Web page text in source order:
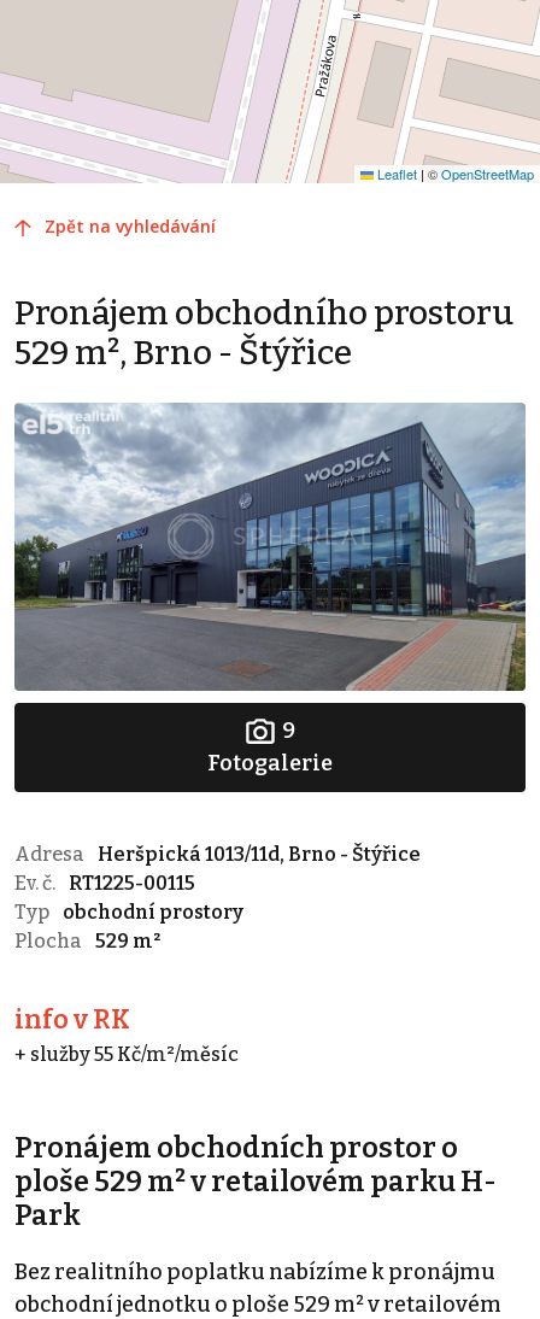
Leaflet | ©OpenStreetMap
Zpět na vyhledávání
Pronájem obchodního prostoru
529 m², Brno - Štýřice
9
Fotogalerie
Adresa
Heršpická 1013/11d, Brno - Štýřice
Ev. č.
RT1225-00115
Typ
obchodní prostory
Plocha
529 m²
info v RK
+ služby 55 Kč/m²/měsíc
Pronájem obchodních prostor o
ploše 529 m² v retailovém parku H-
Park
Bez realitního poplatku nabízíme k pronájmu
obchodní jednotku o ploše 529 m² v retailovém